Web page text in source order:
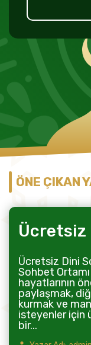
ÖNE ÇIKAN
Ücretsiz
Ücretsiz Dini
Sohbet
hayatlarının
paylaşmak,
kurmak ve
isteyenler için
bir...